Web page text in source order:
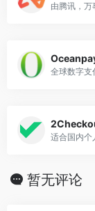
由腾讯，
全球数字支
适合国内
暂无评论